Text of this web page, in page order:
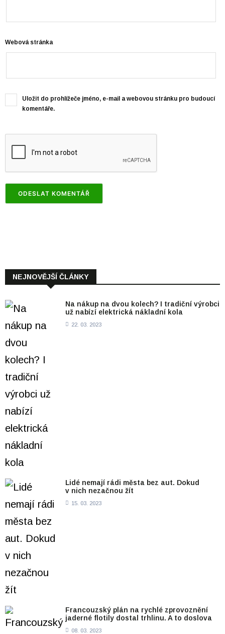
Webová stránka
Uložit do prohlížeče jméno, e-mail a webovou stránku pro budoucí
komentáře.
NEJNOVĚJŠÍ ČLÁNKY
Na nákup na dvou kolech? I tradiční výrobci
už nabízí elektrická nákladní kola
22. 03. 2023
Lidé nemají rádi města bez aut. Dokud
v nich nezačnou žít
15. 03. 2023
Francouzský plán na rychlé zprovoznění
jaderné flotily dostal trhlinu. A to doslova
08. 03. 2023